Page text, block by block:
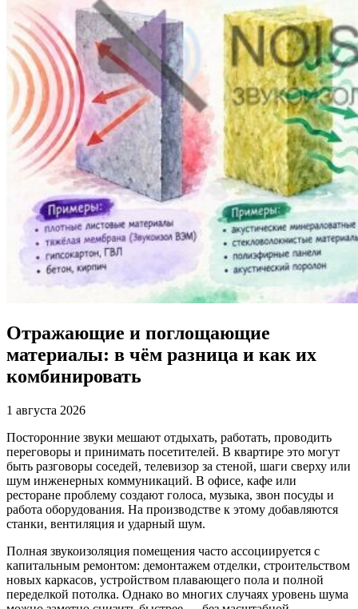
Отражающие и поглощающие
материалы: в чём разница и как их
комбинировать
1 августа 2026
Посторонние звуки мешают отдыхать, работать, проводить
переговоры и принимать посетителей. В квартире это могут
быть разговоры соседей, телевизор за стеной, шаги сверху или
шум инженерных коммуникаций. В офисе, кафе или
ресторане проблему создают голоса, музыка, звон посуды и
работа оборудования. На производстве к этому добавляются
станки, вентиляция и ударный шум.
Полная звукоизоляция помещения часто ассоциируется с
капитальным ремонтом: демонтажем отделки, строительством
новых каркасов, устройством плавающего пола и полной
переделкой потолка. Однако во многих случаях уровень шума